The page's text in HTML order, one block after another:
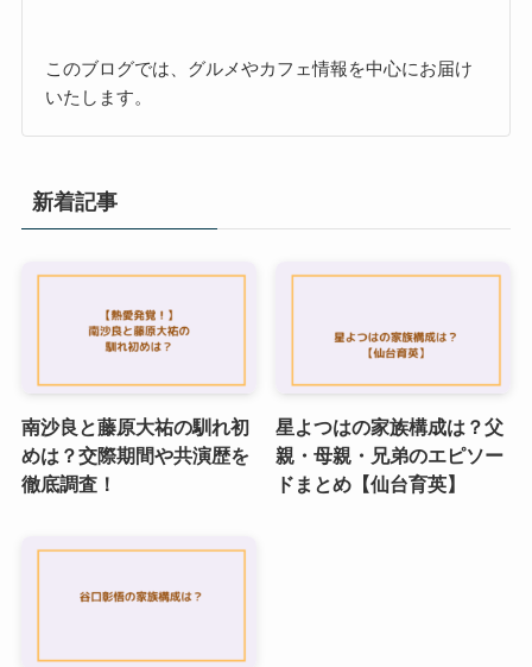
このブログでは、グルメやカフェ情報を中心にお届け
いたします。
新着記事
南沙良と藤原大祐の馴れ初
めは？交際期間や共演歴を
徹底調査！
星よつはの家族構成は？父
親・母親・兄弟のエピソー
ドまとめ【仙台育英】